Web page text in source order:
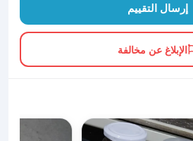
إرسال التقييم
الإبلاغ عن مخالفة